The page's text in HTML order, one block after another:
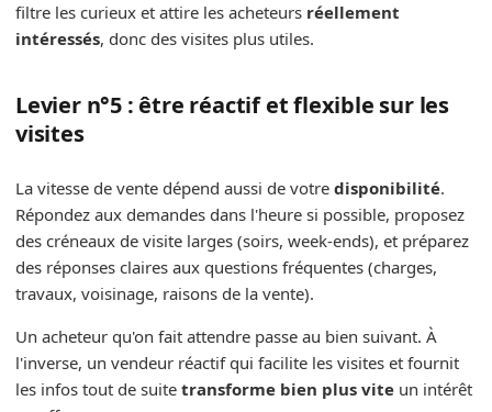
filtre les curieux et attire les acheteurs réellement
intéressés, donc des visites plus utiles.
Levier n°5 : être réactif et flexible sur les
visites
La vitesse de vente dépend aussi de votre disponibilité.
Répondez aux demandes dans l'heure si possible, proposez
des créneaux de visite larges (soirs, week-ends), et préparez
des réponses claires aux questions fréquentes (charges,
travaux, voisinage, raisons de la vente).
Un acheteur qu'on fait attendre passe au bien suivant. À
l'inverse, un vendeur réactif qui facilite les visites et fournit
les infos tout de suite transforme bien plus vite un intérêt